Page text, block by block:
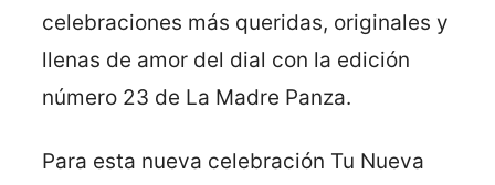
celebraciones más queridas, originales y
llenas de amor del dial con la edición
número 23 de La Madre Panza.
Para esta nueva celebración Tu Nueva